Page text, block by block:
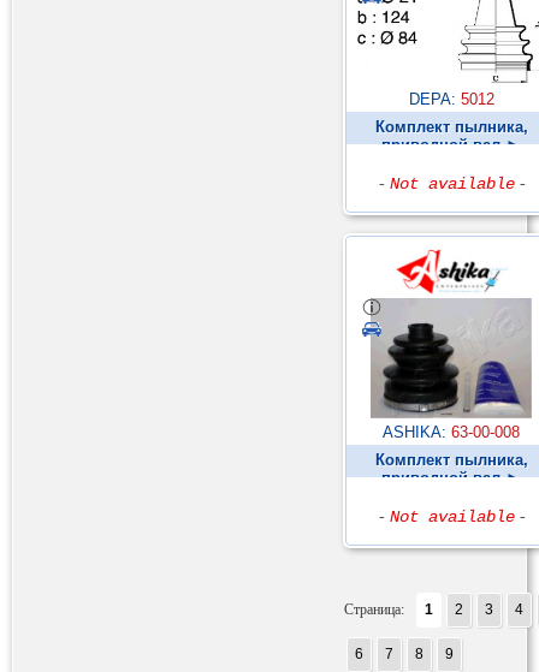
DEPA: 5012
Комплект пылника,
приводной вал ►
- Not available -
ASHIKA: 63-00-008
Комплект пылника,
приводной вал ►
- Not available -
Страница: 1 2 3 4
6 7 8 9